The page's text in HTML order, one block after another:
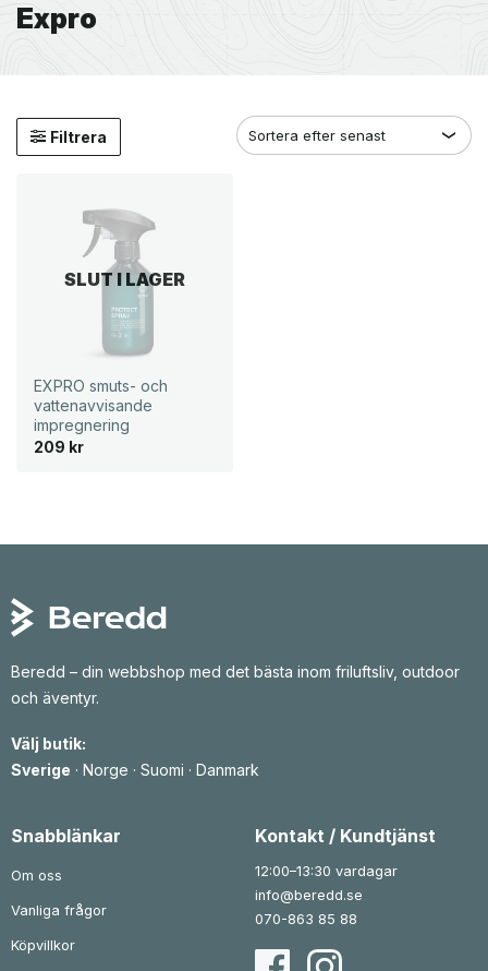
Expro
Filtrera
SLUT I LAGER
EXPRO smuts- och
vattenavvisande
impregnering
209 kr
Beredd – din webbshop med det bästa inom friluftsliv, outdoor
och äventyr.
Välj butik:
Sverige · Norge · Suomi · Danmark
Snabblänkar
Om oss
Vanliga frågor
Köpvillkor
Kontakt / Kundtjänst
12:00–13:30 vardagar
info@beredd.se
070-863 85 88